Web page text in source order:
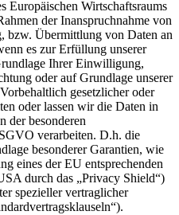
Europäischen Wirtschaftsraums
der Inanspruchnahme von
bzw. Übermittlung von Daten an
es zur Erfüllung unserer
Ihrer Einwilligung,
oder auf Grundlage unserer
gesetzlicher oder
oder lassen wir die Daten in
der besonderen
verarbeiten. D.h. die
besonderer Garantien, wie
eines der EU entsprechenden
durch das „Privacy Shield“)
spezieller vertraglicher